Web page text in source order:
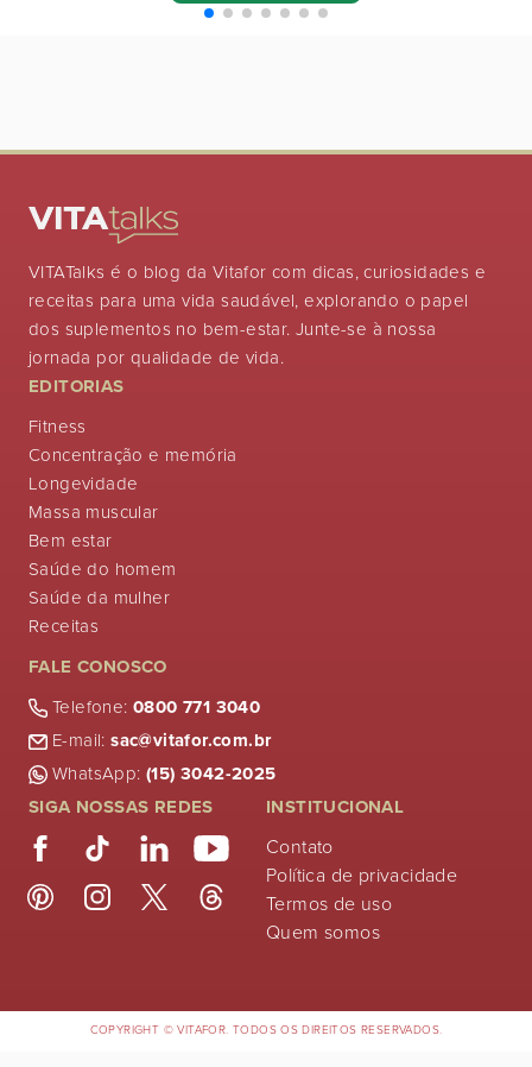
VITATalks é o blog da Vitafor com dicas, curiosidades e
receitas para uma vida saudável, explorando o papel
dos suplementos no bem-estar. Junte-se à nossa
jornada por qualidade de vida.
EDITORIAS
Fitness
Concentração e memória
Longevidade
Massa muscular
Bem estar
Saúde do homem
Saúde da mulher
Receitas
FALE CONOSCO
Telefone: 0800 771 3040
E-mail:sac@vitafor.com.br
WhatsApp: (15) 3042-2025
SIGA NOSSAS REDES
INSTITUCIONAL
Contato
Política de privacidade
Termos de uso
Quem somos
COPYRIGHT © VITAFOR. TODOS OS DIREITOS RESERVADOS.